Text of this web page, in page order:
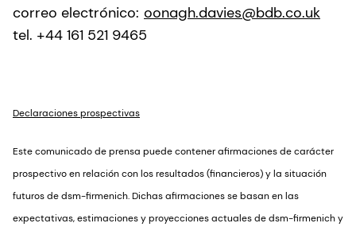
correo electrónico: oonagh.davies@bdb.co.uk
tel. +44 161 521 9465
Declaraciones prospectivas
Este comunicado de prensa puede contener afirmaciones de carácter
prospectivo en relación con los resultados (financieros) y la situación
futuros de dsm-firmenich. Dichas afirmaciones se basan en las
expectativas, estimaciones y proyecciones actuales de dsm-firmenich y